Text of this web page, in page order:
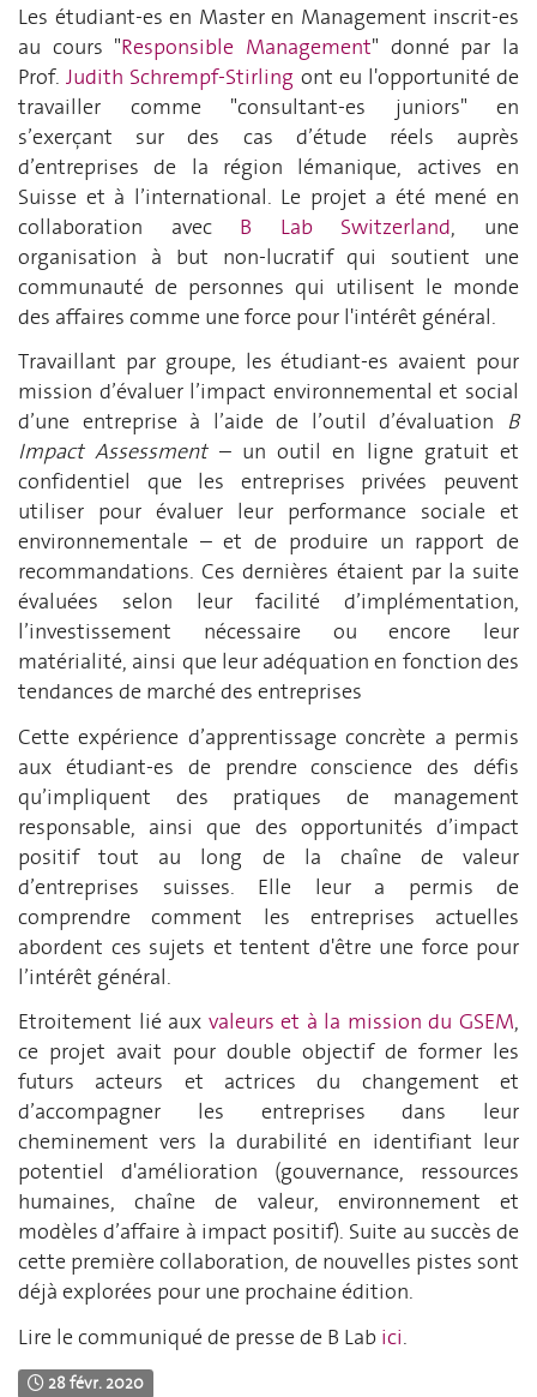
Les étudiant-es en Master en Management inscrit-es
au cours "Responsible Management" donné par la
Prof.Judith Schrempf-Stirling ont eu l'opportunité de
travailler comme "consultant-es juniors" en
s’exerçant sur des cas d’étude réels auprès
d’entreprises de la région lémanique, actives en
Suisse et à l’international. Le projet a été mené en
collaboration avec B Lab Switzerland, une
organisation à but non-lucratif qui soutient une
communauté de personnes qui utilisent le monde
des affaires comme une force pour l'intérêt général.
Travaillant par groupe, les étudiant-es avaient pour
mission d’évaluer l’impact environnemental et social
d’une entreprise à l’aide de l’outil d’évaluation B
Impact Assessment– un outil en ligne gratuit et
confidentiel que les entreprises privées peuvent
utiliser pour évaluer leur performance sociale et
environnementale – et de produire un rapport de
recommandations. Ces dernières étaient par la suite
évaluées selon leur facilité d’implémentation,
l’investissement nécessaire ou encore leur
matérialité, ainsi que leur adéquation en fonction des
tendances de marché des entreprises
Cette expérience d’apprentissage concrète a permis
aux étudiant-es de prendre conscience des défis
qu’impliquent des pratiques de management
responsable, ainsi que des opportunités d’impact
positif tout au long de la chaîne de valeur
d’entreprises suisses. Elle leur a permis de
comprendre comment les entreprises actuelles
abordent ces sujets et tentent d'être une force pour
l’intérêt général.
Etroitement lié aux valeurs et à la mission du GSEM,
ce projet avait pour double objectif de former les
futurs acteurs et actrices du changement et
d’accompagner les entreprises dans leur
cheminement vers la durabilité en identifiant leur
potentiel d'amélioration (gouvernance, ressources
humaines, chaîne de valeur, environnement et
modèles d’affaire à impact positif). Suite au succès de
cette première collaboration, de nouvelles pistes sont
déjà explorées pour une prochaine édition.
Lire le communiqué de presse de B Lab ici.
28 févr. 2020